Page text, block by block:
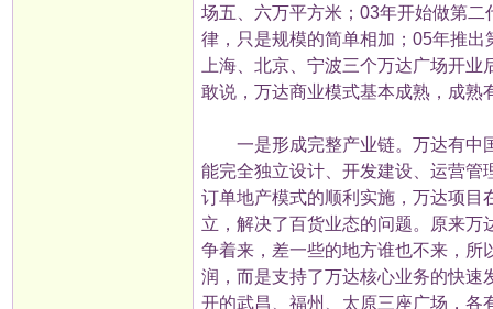
场五、六万平方米；03年开始做第
律，只是规模的简单相加；05年推
上海、北京、宁波三个万达广场开
敢说，万达商业模式基本成熟，成熟
一是形成完整产业链。万达有中国
能完全独立设计、开发建设、运营管
订单地产模式的顺利实施，万达项目
立，解决了百货业态的问题。原来
争着来，差一些的地方谁也不来，所
润，而是支持了万达核心业务的快速
开的武昌、福州、太原三座广场，各